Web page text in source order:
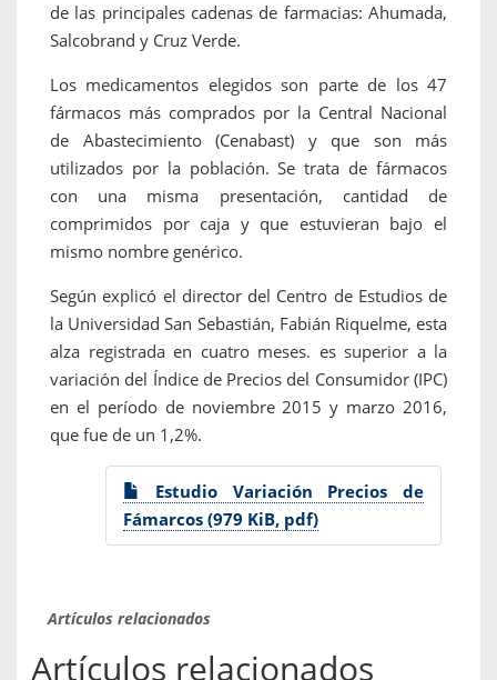
de las principales cadenas de farmacias: Ahumada,
Salcobrand y Cruz Verde.
Los medicamentos elegidos son parte de los 47
fármacos más comprados por la Central Nacional
de Abastecimiento (Cenabast) y que son más
utilizados por la población. Se trata de fármacos
con una misma presentación, cantidad de
comprimidos por caja y que estuvieran bajo el
mismo nombre genérico.
Según explicó el director del Centro de Estudios de
la Universidad San Sebastián, Fabián Riquelme, esta
alza registrada en cuatro meses. es superior a la
variación del Índice de Precios del Consumidor (IPC)
en el período de noviembre 2015 y marzo 2016,
que fue de un 1,2%.
Estudio Variación Precios de
Fámarcos (979 KiB, pdf)
Artículos relacionados
Artículos relacionados